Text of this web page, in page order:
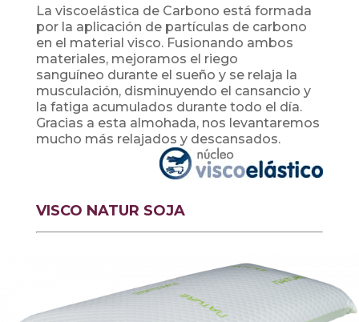
La viscoelástica de Carbono está formada
por la aplicación de partículas de carbono
en el material visco.Fusionando ambos
materiales,mejoramos el riego
sanguíneo durante el sueño y se relaja la
musculación, disminuyendo el cansancio y
la fatiga acumulados durante todo el día.
Gracias a esta almohada, nos levantaremos
mucho más relajados y descansados.
VISCO NATUR SOJA